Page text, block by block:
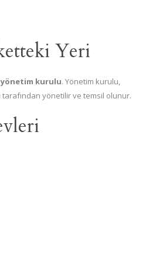
Yeri
yönetim kurulu. Yönetim kurulu,
tarafından yönetilir ve temsil olunur.